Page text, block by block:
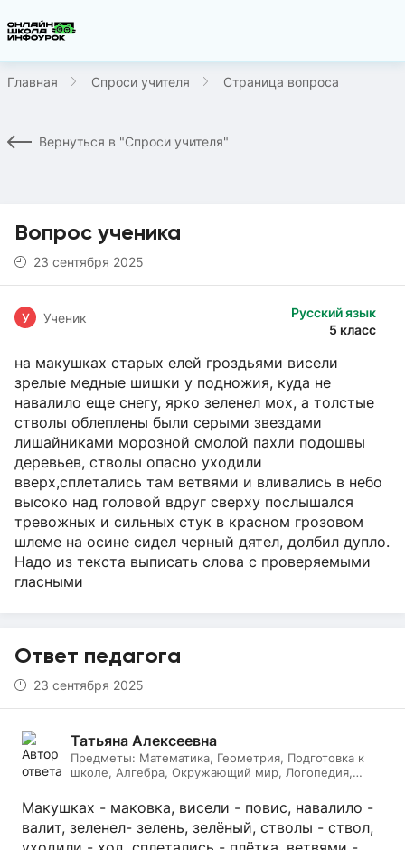
Главная Спроси учителя Страница вопроса
Вернуться в "Спроси учителя"
Вопрос ученика
23 сентября 2025
Русский язык
5 класс
У Ученик
на макушках старых елей гроздьями висели
зрелые медные шишки у подножия, куда не
навалило еще снегу, ярко зеленел мох, а толстые
стволы облеплены были серыми звездами
лишайниками морозной смолой пахли подошвы
деревьев, стволы опасно уходили
вверх,сплетались там ветвями и вливались в небо
высоко над головой вдруг сверху послышался
тревожных и сильных стук в красном грозовом
шлеме на осине сидел черный дятел, долбил дупло.
Надо из текста выписать слова с проверяемыми
гласными
Ответ педагога
23 сентября 2025
Татьяна Алексеевна
Предметы: Математика, Геометрия, Подготовка к
школе, Алгебра, Окружающий мир, Логопедия,
Макушках - маковка, висели - повис, навалило -
валит, зеленел- зелень, зелёный, стволы - ствол,